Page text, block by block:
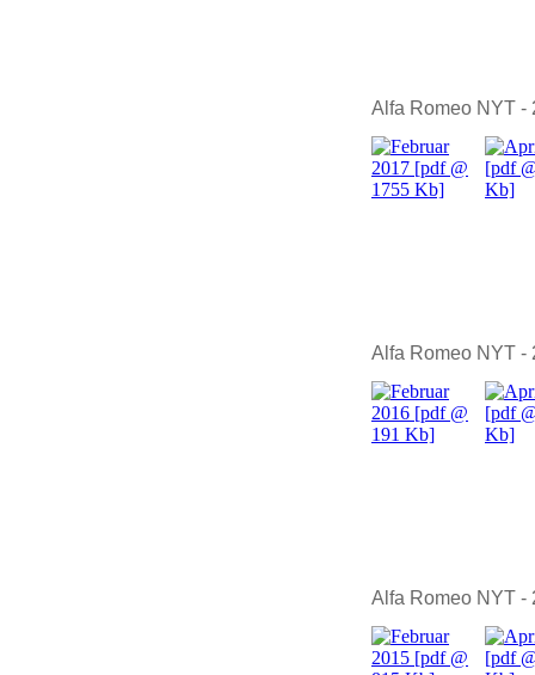
Alfa Romeo NYT -
Alfa Romeo NYT -
Alfa Romeo NYT -